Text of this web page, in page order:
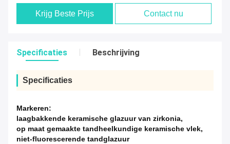
Krijg Beste Prijs Contact nu
Specificaties Beschrijving
Specificaties
Markeren:
laagbakkende keramische glazuur van zirkonia,
op maat gemaakte tandheelkundige keramische vlek,
niet-fluorescerende tandglazuur